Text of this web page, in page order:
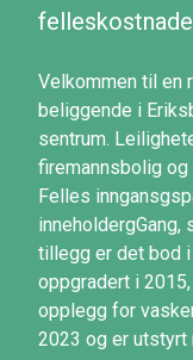
Velkommen til en
beliggende i
sentrum.
firemannsbolig
Felles
inneholdergGang,
tillegg er det bod
oppgradert i
opplegg for
2023 og er utstyrt